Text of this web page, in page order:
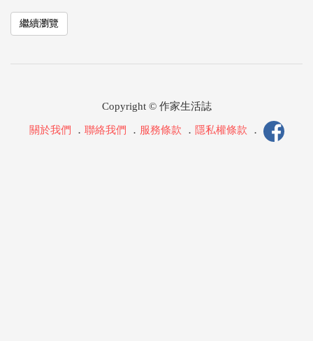
繼續瀏覽
Copyright © 作家生活誌
關於我們 ． 聯絡我們 ． 服務條款 ． 隱私權條款 ．